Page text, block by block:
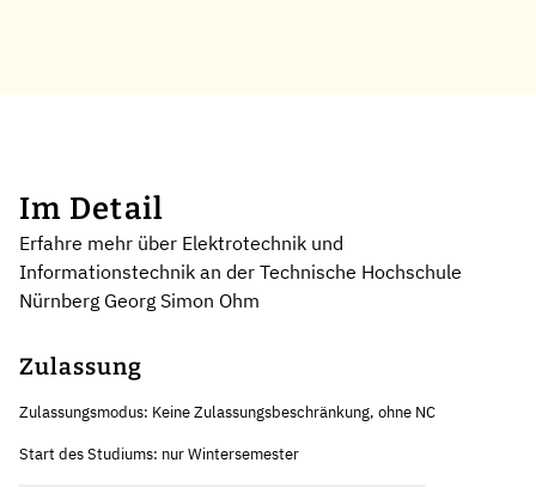
Im Detail
Erfahre mehr über Elektrotechnik und
Informationstechnik an der Technische Hochschule
Nürnberg Georg Simon Ohm
Zulassung
Zulassungsmodus: Keine Zulassungsbeschränkung, ohne NC
Start des Studiums: nur Wintersemester